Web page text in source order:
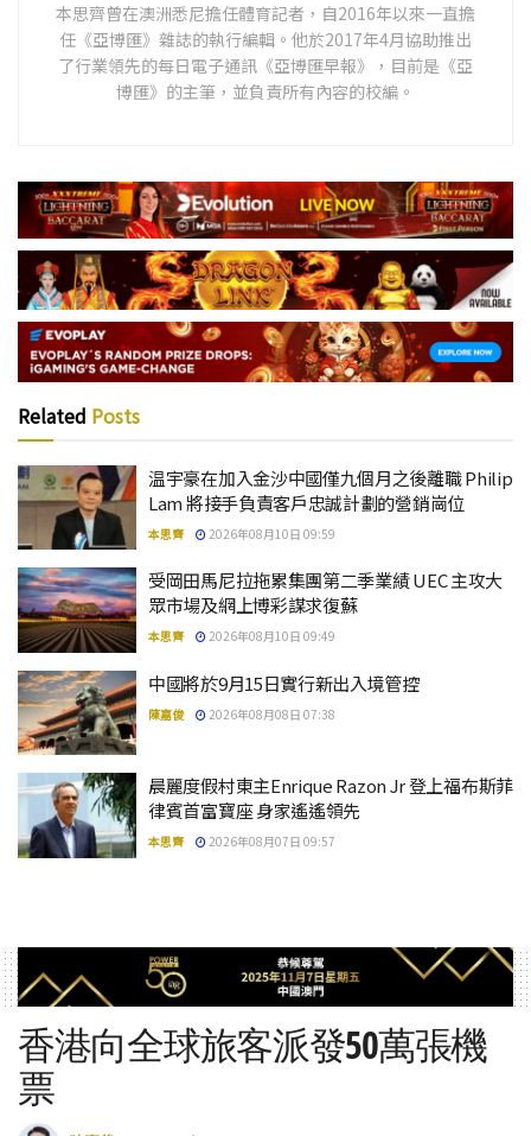
本思齊曾在澳洲悉尼擔任體育記者，自2016年以來一直擔
任《亞博匯》雜誌的執行編輯。他於2017年4月協助推出
了行業領先的每日電子通訊《亞博匯早報》，目前是《亞
博匯》的主筆，並負責所有內容的校編。
Related Posts
温宇豪在加入金沙中國僅九個月之後離職 Philip
Lam 將接手負責客戶忠誠計劃的營銷崗位
本思齊 2026年08月10日 09:59
受岡田馬尼拉拖累集團第二季業績 UEC 主攻大
眾市場及網上博彩謀求復蘇
本思齊 2026年08月10日 09:49
中國將於9月15日實行新出入境管控
陳嘉俊 2026年08月08日 07:38
晨麗度假村東主Enrique Razon Jr 登上福布斯菲
律賓首富寶座 身家遙遙領先
本思齊 2026年08月07日 09:57
香港向全球旅客派發50萬張機
票